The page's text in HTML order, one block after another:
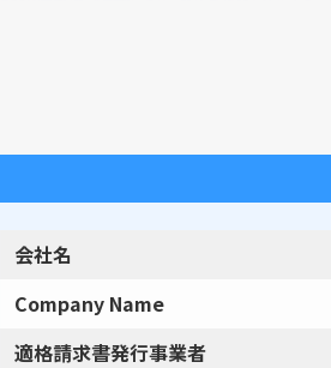
会社名
Company Name
適格請求書発行事業者